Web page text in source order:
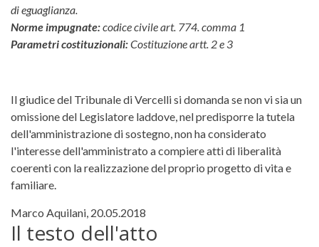
di eguaglianza.
Norme impugnate:codice civile art. 774. comma 1
Parametri costituzionali:Costituzione artt. 2 e 3
Il giudice del Tribunale di Vercelli si domanda se non vi sia un
omissione del Legislatore laddove, nel predisporre la tutela
dell'amministrazione di sostegno, non ha considerato
l'interesse dell'amministrato a compiere atti di liberalità
coerenti con la realizzazione del proprio progetto di vita e
familiare.
Marco Aquilani, 20.05.2018
Il testo dell'atto